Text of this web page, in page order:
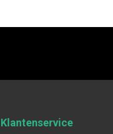
Klantenservice